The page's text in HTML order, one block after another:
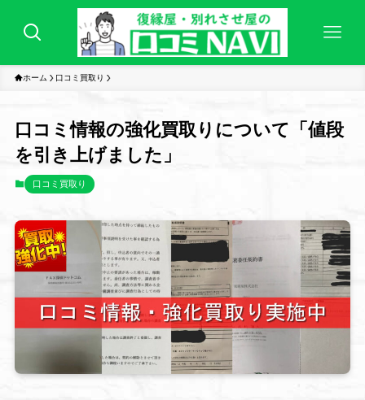
ホーム 口コミ買取り
口コミ情報の強化買取りについて「値段
を引き上げました」
口コミ買取り